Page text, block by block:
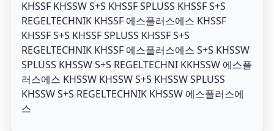
KHSSF KHSSW S+S KHSSF SPLUSS KHSSF S+S
REGELTECHNIK KHSSF 에스플러스에스 KHSSF
KHSSF S+S KHSSF SPLUSS KHSSF S+S
REGELTECHNIK KHSSF 에스플러스에스 S+S KHSSW
SPLUSS KHSSW S+S REGELTECHNI KKHSSW 에스플
러스에스 KHSSW KHSSW S+S KHSSW SPLUSS
KHSSW S+S REGELTECHNIK KHSSW 에스플러스에
스